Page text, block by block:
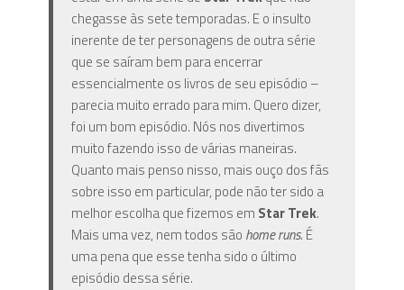
chegasse às sete temporadas. E o insulto
inerente de ter personagens de outra série
que se saíram bem para encerrar
essencialmente os livros de seu episódio –
parecia muito errado para mim. Quero dizer,
foi um bom episódio. Nós nos divertimos
muito fazendo isso de várias maneiras.
Quanto mais penso nisso, mais ouço dos fãs
sobre isso em particular, pode não ter sido a
melhor escolha que fizemos em Star Trek.
Mais uma vez, nem todos são home runs. É
uma pena que esse tenha sido o último
episódio dessa série.